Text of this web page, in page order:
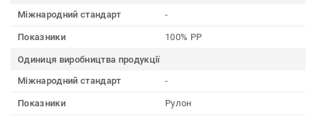
Міжнародний стандарт
-
Показники 100% PP
Одиниця виробництва продукції
Міжнародний стандарт
-
Показники Рулон